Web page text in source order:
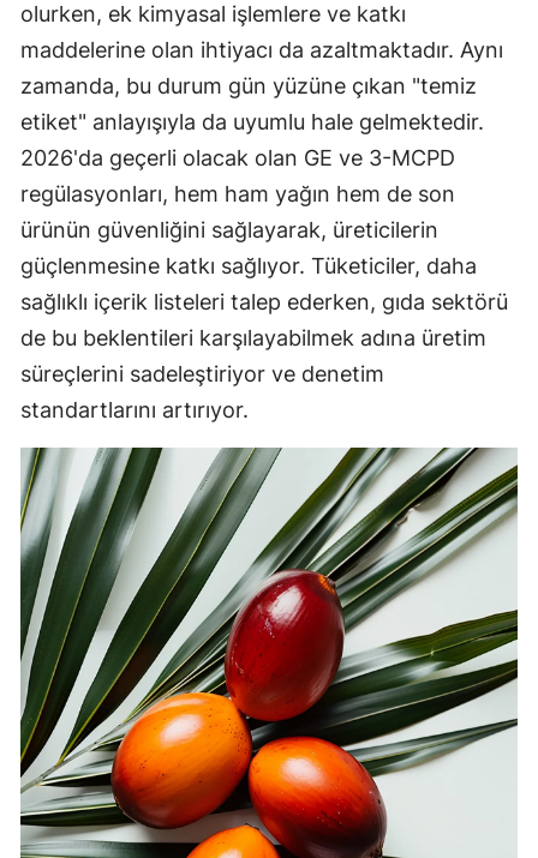
olurken, ek kimyasal işlemlere ve katkı
maddelerine olan ihtiyacı da azaltmaktadır. Aynı
zamanda, bu durum gün yüzüne çıkan "temiz
etiket" anlayışıyla da uyumlu hale gelmektedir.
2026'da geçerli olacak olan GE ve 3-MCPD
regülasyonları, hem ham yağın hem de son
ürünün güvenliğini sağlayarak, üreticilerin
güçlenmesine katkı sağlıyor. Tüketiciler, daha
sağlıklı içerik listeleri talep ederken, gıda sektörü
de bu beklentileri karşılayabilmek adına üretim
süreçlerini sadeleştiriyor ve denetim
standartlarını artırıyor.